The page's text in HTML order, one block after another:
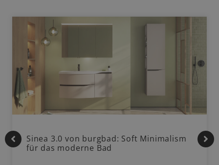
Sinea 3.0 von burgbad: Soft Minimalism
für das moderne Bad